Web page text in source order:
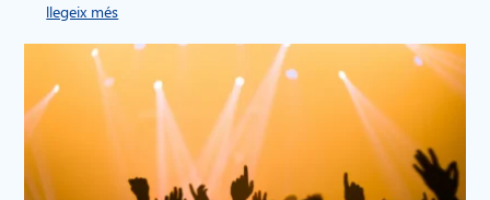
llegeix més